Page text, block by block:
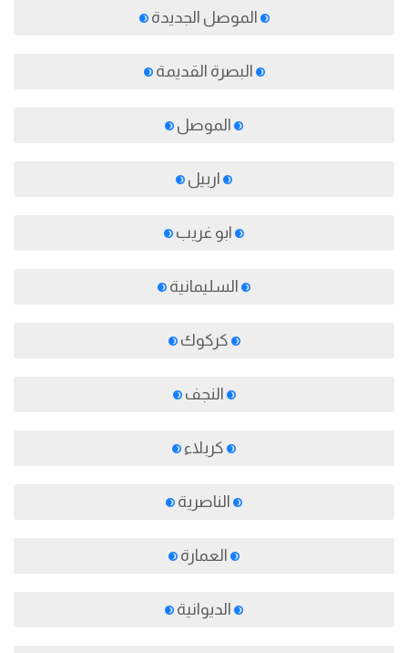
الموصل الجديدة
البصرة القديمة
الموصل
اربيل
ابو غريب
السليمانية
كركوك
النجف
كربلاء
الناصرية
العمارة
الديوانية